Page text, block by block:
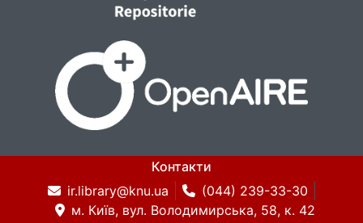
Контакти
ir.library@knu.ua
(044) 239-33-30
м. Київ, вул. Володимирська, 58, к. 42